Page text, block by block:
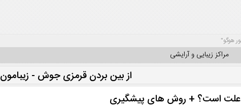
هوگو"
مراکز زیبایی و آرایشی
از بین بردن قرمزی جوش - زیبامون
علت است؟ + روش های پیشگیری